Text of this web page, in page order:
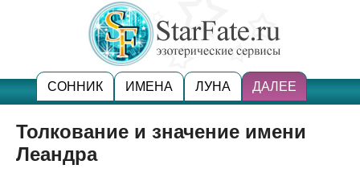
СОННИК ИМЕНА ЛУНА ДАЛЕЕ
Толкование и значение имени
Леандра